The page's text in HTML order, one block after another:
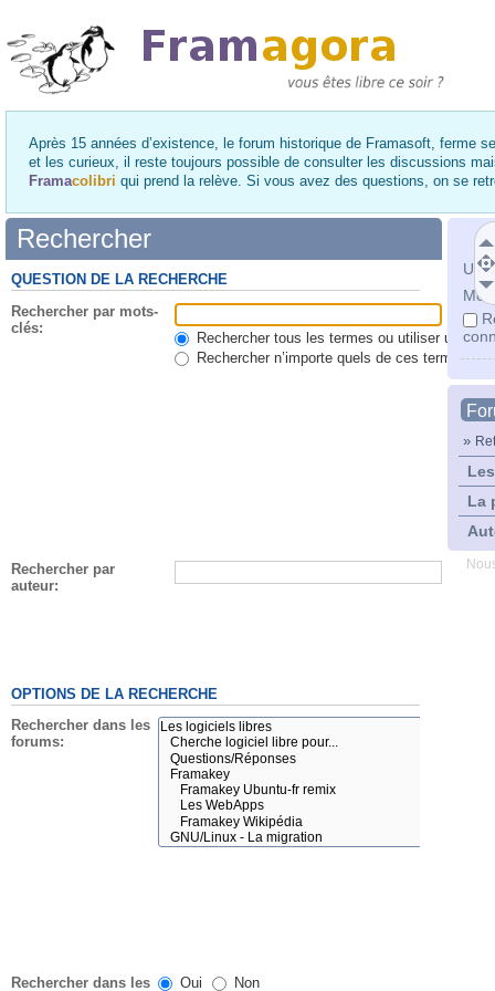
Après 15 années d’existence, le forum historique de Framasoft, ferme
et les curieux, il reste toujours possible de consulter les discussions
Framacolibri qui prend la relève. Si vous avez des questions, on se
Mot
»
La
Rechercher
QUESTION DE LA RECHERCHE
Rechercher par mots-
clés:
Rechercher tous les termes ou utiliser une
Rechercher n’importe quels de ces termes
Rechercher par
auteur:
OPTIONS DE LA RECHERCHE
Rechercher dans les
forums:
Rechercher dans les Oui Non